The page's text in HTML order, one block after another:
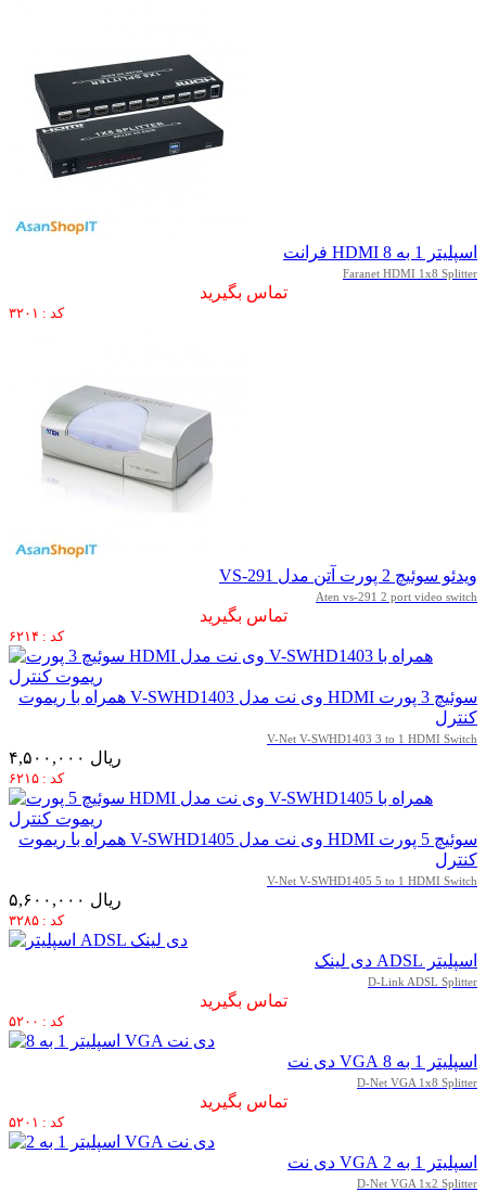
اسپلیتر 1 به 8 HDMI فرانت
Faranet HDMI 1x8 Splitter
تماس بگیرید
کد : ۳۲۰۱
ویدئو سوئیچ 2 پورت آتن مدل VS-291
Aten vs-291 2 port video switch
تماس بگیرید
کد : ۶۲۱۴
سوئیچ 3 پورت HDMI وی نت مدل V-SWHD1403 همراه با ریموت
کنترل
V-Net V-SWHD1403 3 to 1 HDMI Switch
۴,۵۰۰,۰۰۰ ریال
کد : ۶۲۱۵
سوئیچ 5 پورت HDMI وی نت مدل V-SWHD1405 همراه با ریموت
کنترل
V-Net V-SWHD1405 5 to 1 HDMI Switch
۵,۶۰۰,۰۰۰ ریال
کد : ۳۲۸۵
اسپلیتر ADSL دی لینک
D-Link ADSL Splitter
تماس بگیرید
کد : ۵۲۰۰
اسپلیتر 1 به 8 VGA دی نت
D-Net VGA 1x8 Splitter
تماس بگیرید
کد : ۵۲۰۱
اسپلیتر 1 به 2 VGA دی نت
D-Net VGA 1x2 Splitter